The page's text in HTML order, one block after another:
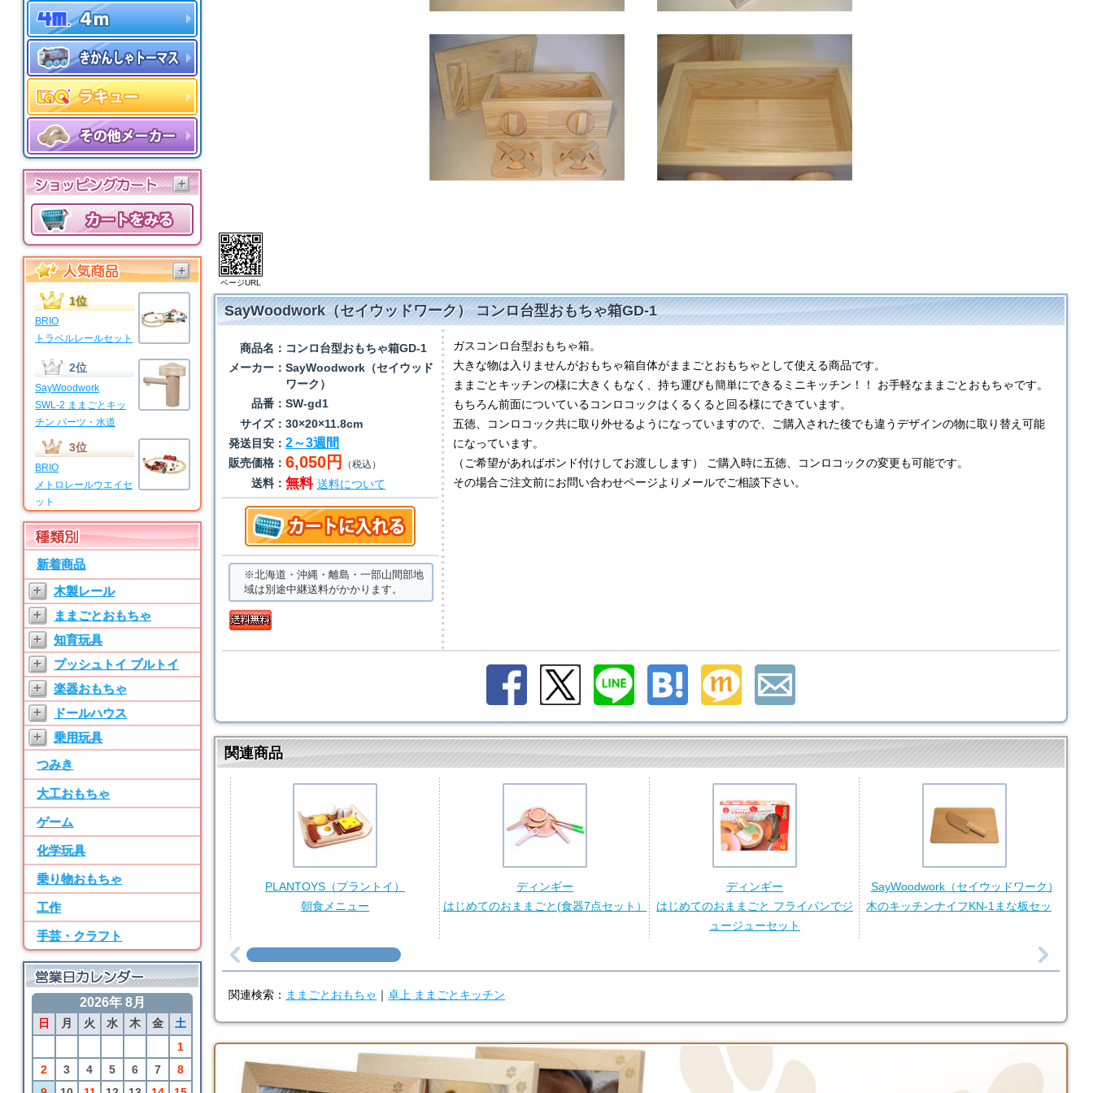
+
+
1位
BRIO
トラベルレールセット
2位
SayWoodwork
SWL-2 ままごとキッ
チン パーツ・水道
3位
BRIO
メトロレールウエイセ
ット
4位
BRIO
マイファーストビギナ
ーセット
5位
SayWoodwork
SWL-T ままごとキッ
チン パーツ・水道
6位
SayWoodwork
SW-3 ままごとキッチ
ン パーツ・水道
7位
BRIO
50ピース追加レールセ
ット
8位
SayWoodwork
SWM-2 ままごとキッ
チン パーツ・水道
9位
BRIO
アニマルファームセッ
ト
10位
BRIO
新着商品
+ 木製レール
+ ままごとおもちゃ
+ 知育玩具
+ プッシュトイ プルトイ
+ 楽器おもちゃ
+ ドールハウス
+
乗用玩具
つみき
大工おもちゃ
ゲーム
化学玩具
乗り物おもちゃ
工作
手芸・クラフト
2026年 8月
日 月 火 水 木 金
土
1
2
3 4 5 6 7
8
ページURL
SayWoodwork（セイウッドワーク） コンロ台型おもちゃ箱GD-1
商品名： コンロ台型おもちゃ箱GD-1
メーカー： SayWoodwork（セイウッド
ワーク）
品番： SW-gd1
サイズ： 30×20×11.8cm
発送目安： 2～3週間
販売価格： 6,050円 （税込）
送料： 無料 送料について
※北海道・沖縄・離島・一部山間部地
域は別途中継送料がかかります。
ガスコンロ台型おもちゃ箱。
大きな物は入りませんがおもちゃ箱自体がままごとおもちゃとして使える商品です。
ままごとキッチンの様に大きくもなく、持ち運びも簡単にできるミニキッチン！！ お手軽なままごとおもちゃです。
もちろん前面についているコンロコックはくるくると回る様にできています。
五徳、コンロコック共に取り外せるようになっていますので、ご購入された後でも違うデザインの物に取り替え可能
になっています。
（ご希望があればボンド付けしてお渡しします） ご購入時に五徳、コンロコックの変更も可能です。
その場合ご注文前にお問い合わせページよりメールでご相談下さい。
関連商品
PLANTOYS（プラントイ）
朝食メニュー
ディンギー
はじめてのおままごと(食器7点セット）
ディンギー
はじめてのおままごと フライパンでジ
ュージューセット
SayWoodwork（セイウッドワーク）
木のキッチンナイフKN-1まな板セット
関連検索： ままごとおもちゃ ｜卓上 ままごとキッチン